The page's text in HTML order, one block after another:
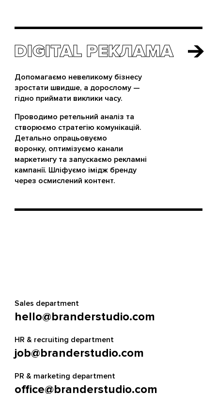
DIGITAL РЕКЛАМА
DIGITAL РЕКЛАМА
Допомагаємо невеликому бізнесу
зростати швидше, а дорослому —
гідно приймати виклики часу.
Проводимо ретельний аналіз та
створюємо стратегію комунікацій.
Детально опрацьовуємо
воронку, оптимізуємо канали
маркетингу та запускаємо рекламні
кампанії. Шліфуємо імідж бренду
через осмислений контент.
Sales department
hello@branderstudio.com
HR & recruiting department
job@branderstudio.com
PR & marketing department
office@branderstudio.com